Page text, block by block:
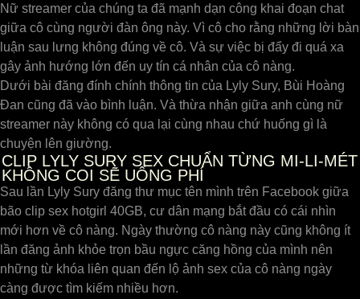
Nữ streamer của chúng ta đã mạnh dạn công khai đoạn chat
giữa cô cùng người đàn ông này. Vì cô cho rằng những lời bàn
luận sau lưng không đúng về cô. Và sự việc bị đẩy đi quá xa
gây ảnh hướng lớn đến uy tín cá nhân của cô nàng.
Dưới bài đăng đính chính thông tin của Lyly Sury, Bùi Hoàng
Đan cũng đã vào bình luận. Và thừa nhận giữa anh cùng nữ
streamer này không có qua lại cùng nhau chứ huống gì là
chuyện lên giường.
CLIP LYLY SURY SEX CHUẨN TỪNG MI-LI-MÉT
KHÔNG COI SẼ UỔNG PHÍ
Sau lần Lyly Sury đăng thư mục tên mình trên Facebook giữa
bão clip sex hotgirl 40GB, cư dân mạng bắt đầu có cái nhìn
mới hơn về cô nàng. Ngày thường cô nàng này cũng không ít
lần đăng ảnh khỏe trọn bầu ngực căng hồng của mình nên
những từ khóa liên quan đến lộ ảnh sex của cô nàng ngày
càng được tìm kiếm nhiều hơn.